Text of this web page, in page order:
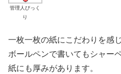
管理人びっく
り
一枚一枚の紙にこだわりを感
ボールペンで書いてもシャー
紙にも厚みがあります。